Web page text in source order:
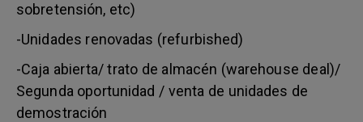
sobretensión, etc)
-Unidades renovadas (refurbished)
-Caja abierta/ trato de almacén (warehouse deal)/
Segunda oportunidad / venta de unidades de
demostración